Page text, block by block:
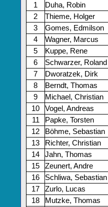
1
Duha, Robin
2
Thieme, Holger
3
Gomes, Edmilson
4
Wagner, Marcus
5
Kuppe, Rene
6
Schwarzer, Roland
7
Dworatzek, Dirk
8
Berndt, Thomas
9
Michael, Christian
10
Vogel, Andreas
11
Papke, Torsten
12
Böhme, Sebastian
13
Richter, Christian
14
Jahn, Thomas
15
Zeunert, Andre
16
Schliwa, Sebastian
17
Zurlo, Lucas
18
Mutzke, Thomas